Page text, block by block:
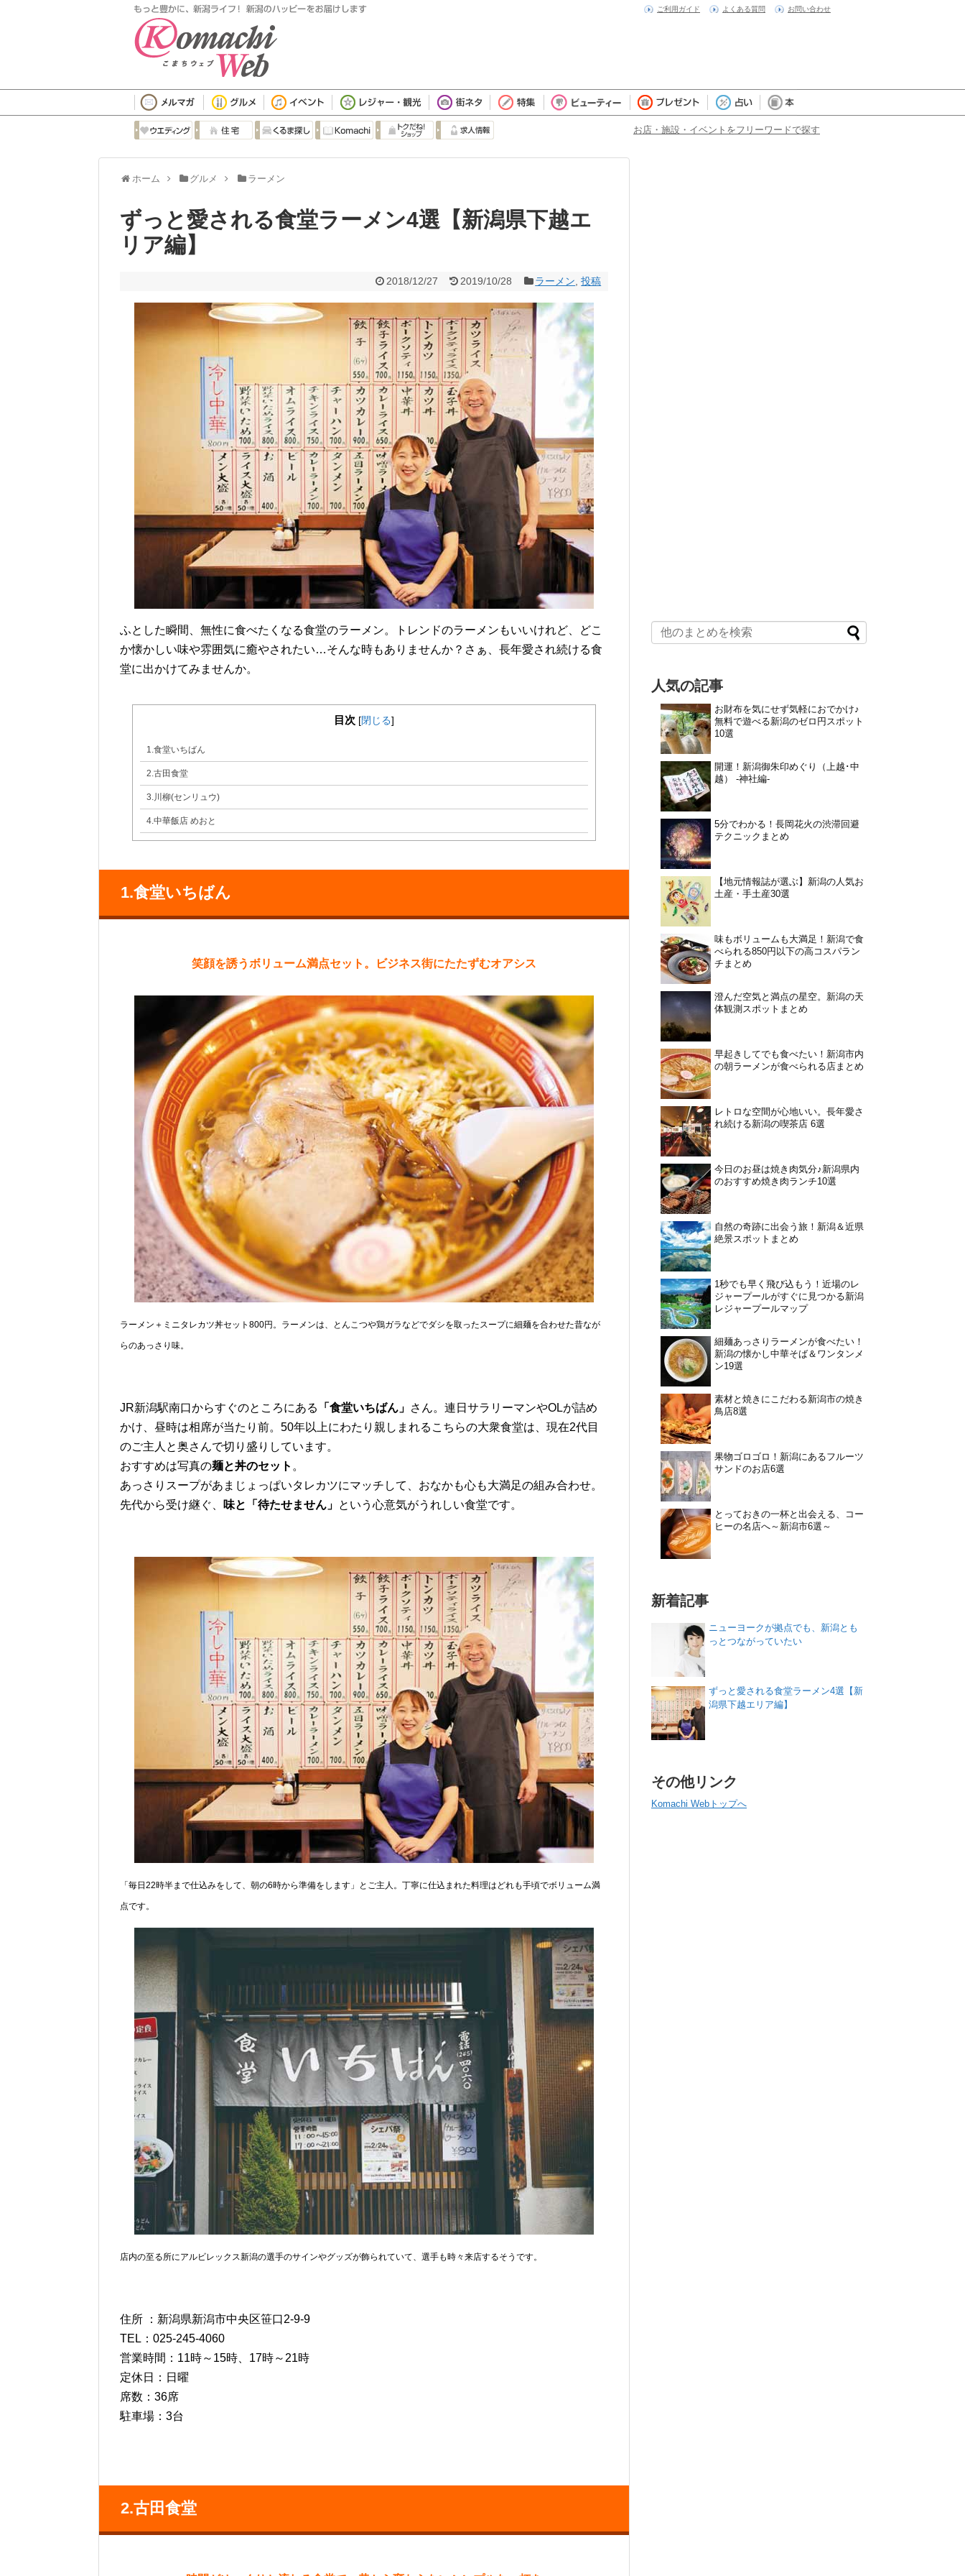
ご利用ガイド よくある質問 お問い合わせ
お店・施設・イベントをフリーワードで探す
ホーム グルメ ラーメン
ずっと愛される食堂ラーメン4選【新潟県下越エ
リア編】
2018/12/27 2019/10/28 ラーメン ,投稿
ふとした瞬間、無性に食べたくなる食堂のラーメン。トレンドのラーメンもいいけれど、どこ
か懐かしい味や雰囲気に癒やされたい…そんな時もありませんか？さぁ、長年愛され続ける食
堂に出かけてみませんか。
目次 [閉じる]
1.食堂いちばん
2.古田食堂
3.川柳(センリュウ)
4.中華飯店 めおと
1.食堂いちばん
笑顔を誘うボリューム満点セット。ビジネス街にたたずむオアシス
ラーメン＋ミニタレカツ丼セット800円。ラーメンは、とんこつや鶏ガラなどでダシを取ったスープに細麺を合わせた昔なが
らのあっさり味。
JR新潟駅南口からすぐのところにある 「食堂いちばん」 さん。連日サラリーマンやOLが詰め
かけ、昼時は相席が当たり前。50年以上にわたり親しまれるこちらの大衆食堂は、現在2代目
のご主人と奥さんで切り盛りしています。
おすすめは写真の麺と丼のセット 。
あっさりスープがあまじょっぱいタレカツにマッチして、おなかも心も大満足の組み合わせ。
先代から受け継ぐ、
味と「待たせません」 という心意気がうれしい食堂です。
「毎日22時半まで仕込みをして、朝の6時から準備をします」とご主人。丁寧に仕込まれた料理はどれも手頃でボリューム満
点です。
店内の至る所にアルビレックス新潟の選手のサインやグッズが飾られていて、選手も時々来店するそうです。
住所
：新潟県新潟市中央区笹口2-9-9
TEL：025-245-4060
営業時間：11時～15時、17時～21時
定休日：日曜
席数：36席
駐車場：3台
2.古田食堂
人気の記事
お財布を気にせず気軽におでかけ♪
無料で遊べる新潟のゼロ円スポット
10選
開運！新潟御朱印めぐり（上越･中
越） -神社編-
5分でわかる！長岡花火の渋滞回避
テクニックまとめ
【地元情報誌が選ぶ】新潟の人気お
土産・手土産30選
味もボリュームも大満足！新潟で食
べられる850円以下の高コスパラン
チまとめ
澄んだ空気と満点の星空。新潟の天
体観測スポットまとめ
早起きしてでも食べたい！新潟市内
の朝ラーメンが食べられる店まとめ
レトロな空間が心地いい。長年愛さ
れ続ける新潟の喫茶店 6選
今日のお昼は焼き肉気分♪新潟県内
のおすすめ焼き肉ランチ10選
自然の奇跡に出会う旅！新潟＆近県
絶景スポットまとめ
1秒でも早く飛び込もう！近場のレ
ジャープールがすぐに見つかる新潟
レジャープールマップ
細麺あっさりラーメンが食べたい！
新潟の懐かし中華そば＆ワンタンメ
ン19選
素材と焼きにこだわる新潟市の焼き
鳥店8選
果物ゴロゴロ！新潟にあるフルーツ
サンドのお店6選
とっておきの一杯と出会える、コー
ヒーの名店へ～新潟市6選～
新着記事
ニューヨークが拠点でも、新潟とも
っとつながっていたい
ずっと愛される食堂ラーメン4選【新
潟県下越エリア編】
その他リンク
Komachi Webトップへ